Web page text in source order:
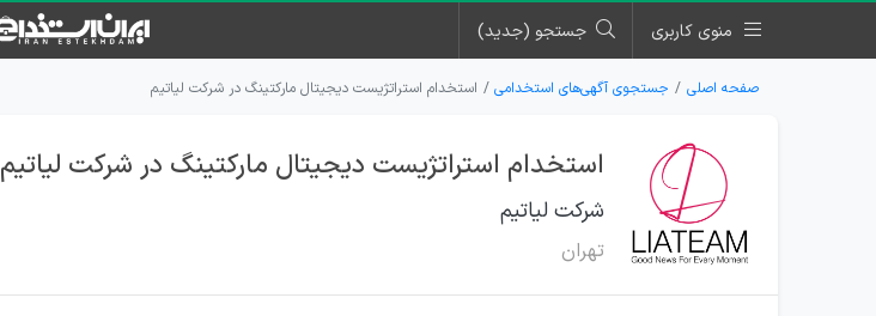
منوی کاربری جستجو (جدید)
صفحه اصلی جستجوی آگهی‌های استخدامی استخدام استراتژیست دیجیتال مارکتینگ در شرکت لیاتیم
استخدام استراتژیست دیجیتال مارکتینگ در شرکت لیاتیم
شرکت لیاتیم
تهران